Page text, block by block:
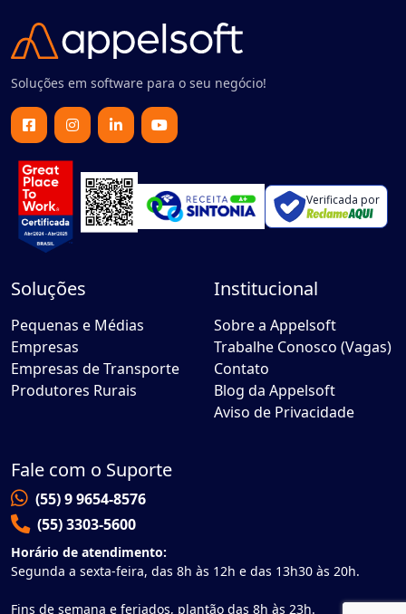
Soluções em software para o seu negócio!
Verificada por
Soluções
Pequenas e Médias
Empresas
Empresas de Transporte
Produtores Rurais
Institucional
Sobre a Appelsoft
Trabalhe Conosco (Vagas)
Contato
Blog da Appelsoft
Aviso de Privacidade
Fale com o Suporte
(55) 9 9654-8576
(55) 3303-5600
Horário de atendimento:
Segunda a sexta-feira, das 8h às 12h e das 13h30 às 20h.
Fins de semana e feriados, plantão das 8h às 23h.